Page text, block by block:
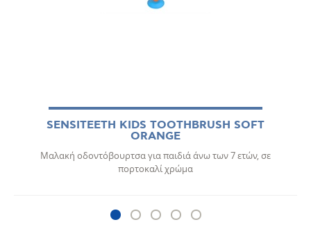
SENSITEETH KIDS TOOTHBRUSH SOFT
ORANGE
Μαλακή οδοντόβουρτσα για παιδιά άνω των 7 ετών, σε
πορτοκαλί χρώμα